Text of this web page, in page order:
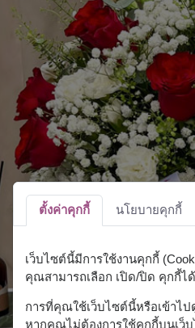
ตั้งค่าคุกกี้ นโยบายคุกกี้
เว็บไซต์นี้มีการใช้งานคุกกี้
คุณสามารถเลือก เปิด/ปิด คุกกี้ไ
การที่คุณใช้เว็บไซต์นี้หรือเข้าไ
หากคุณไม่ต้องการใช้คุกกี้บนเว็